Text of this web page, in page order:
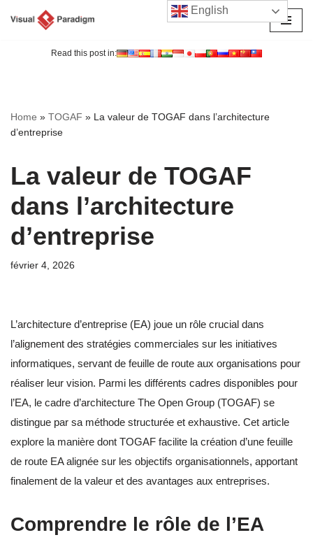
Read this post in:
Home » TOGAF » La valeur de TOGAF dans l’architecture
d’entreprise
La valeur de TOGAF
dans l’architecture
d’entreprise
février 4, 2026
L’architecture d’entreprise (EA) joue un rôle crucial dans
l’alignement des stratégies commerciales sur les initiatives
informatiques, servant de feuille de route aux organisations pour
réaliser leur vision. Parmi les différents cadres disponibles pour
l’EA, le cadre d’architecture The Open Group (TOGAF) se
distingue par sa méthode structurée et exhaustive. Cet article
explore la manière dont TOGAF facilite la création d’une feuille
de route EA alignée sur les objectifs organisationnels, apportant
finalement de la valeur et des avantages aux entreprises.
Comprendre le rôle de l’EA
English